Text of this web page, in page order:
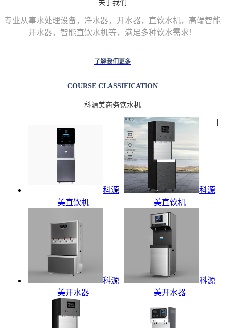
关于我们
专业从事水处理设备，净水器，开水器，直饮水机，高端智能
开水器，智能直饮水机等，满足多种饮水需求！
了解我们更多
COURSE CLASSIFICATION
科源美商务饮水机
科源
美直饮机
科源
美直饮机
科源
美开水器
科源
美开水器
|